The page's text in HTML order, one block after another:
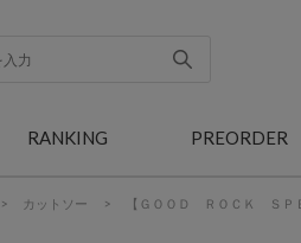
RANKING PREORDER
> カットソー > 【ＧＯＯＤ ＲＯＣＫ ＳＰ